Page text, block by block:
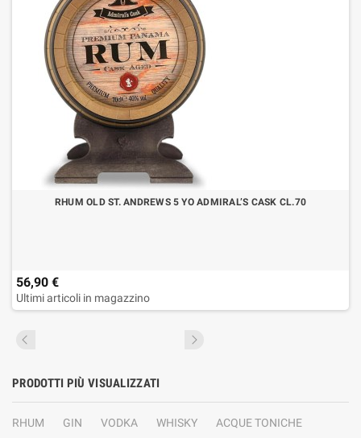
RHUM OLD ST. ANDREWS 5 YO ADMIRAL’S CASK CL.70
56,90 €
Ultimi articoli in magazzino
PRODOTTI PIÙ VISUALIZZATI
RHUM GIN VODKA WHISKY
ACQUE TONICHE